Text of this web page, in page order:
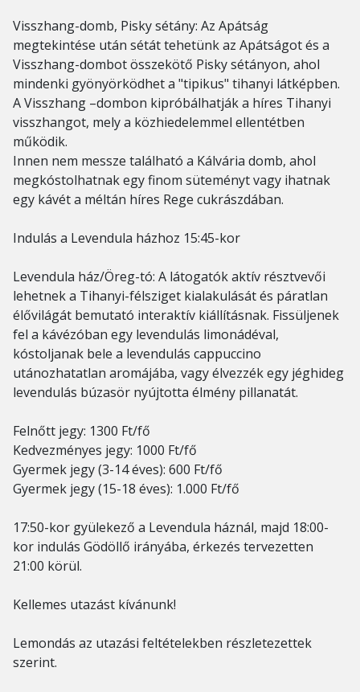
Visszhang-domb, Pisky sétány: Az Apátság
megtekintése után sétát tehetünk az Apátságot és a
Visszhang-dombot összekötő Pisky sétányon, ahol
mindenki gyönyörködhet a "tipikus" tihanyi látképben.
A Visszhang –dombon kipróbálhatják a híres Tihanyi
visszhangot, mely a közhiedelemmel ellentétben
működik.
Innen nem messze található a Kálvária domb, ahol
megkóstolhatnak egy finom süteményt vagy ihatnak
egy kávét a méltán híres Rege cukrászdában.
Indulás a Levendula házhoz 15:45-kor
Levendula ház/Öreg-tó: A látogatók aktív résztvevői
lehetnek a Tihanyi-félsziget kialakulását és páratlan
élővilágát bemutató interaktív kiállításnak. Fissüljenek
fel a kávézóban egy levendulás limonádéval,
kóstoljanak bele a levendulás cappuccino
utánozhatatlan aromájába, vagy élvezzék egy jéghideg
levendulás búzasör nyújtotta élmény pillanatát.
Felnőtt jegy: 1300 Ft/fő
Kedvezményes jegy: 1000 Ft/fő
Gyermek jegy (3-14 éves): 600 Ft/fő
Gyermek jegy (15-18 éves): 1.000 Ft/fő
17:50-kor gyülekező a Levendula háznál, majd 18:00-
kor indulás Gödöllő irányába, érkezés tervezetten
21:00 körül.
Kellemes utazást kívánunk!
Lemondás az utazási feltételekben részletezettek
szerint.